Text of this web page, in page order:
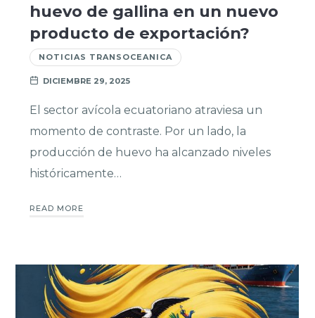
huevo de gallina en un nuevo
producto de exportación?
NOTICIAS TRANSOCEANICA
DICIEMBRE 29, 2025
El sector avícola ecuatoriano atraviesa un
momento de contraste. Por un lado, la
producción de huevo ha alcanzado niveles
históricamente…
READ MORE